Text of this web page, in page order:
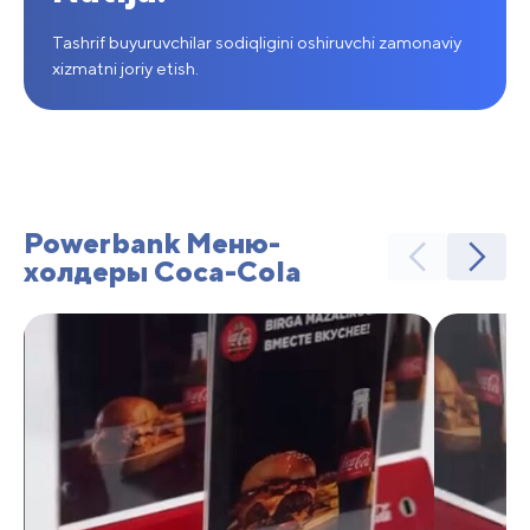
Tashrif buyuruvchilar sodiqligini oshiruvchi zamonaviy
xizmatni joriy etish.
Powerbank Меню-
холдеры Coca-Cola